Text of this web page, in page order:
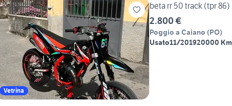
Vetrina
beta rr 50 track (tpr 86)
2.800 €
Poggio a Caiano (PO)
Usato11/201920000 Km